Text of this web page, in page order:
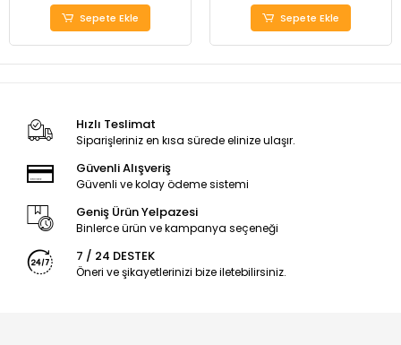
Sepete Ekle Sepete Ekle
Hızlı Teslimat
Siparişleriniz en kısa sürede elinize ulaşır.
Güvenli Alışveriş
Güvenli ve kolay ödeme sistemi
Geniş Ürün Yelpazesi
Binlerce ürün ve kampanya seçeneği
7 / 24 DESTEK
Öneri ve şikayetlerinizi bize iletebilirsiniz.